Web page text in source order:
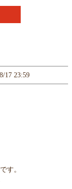
17 23:59
す。